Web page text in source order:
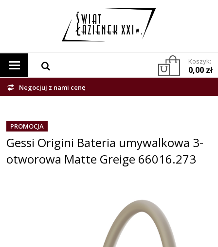
Koszyk:
0,00 zł
Negocjuj z nami cenę
PROMOCJA
Gessi Origini Bateria umywalkowa 3-
otworowa Matte Greige 66016.273